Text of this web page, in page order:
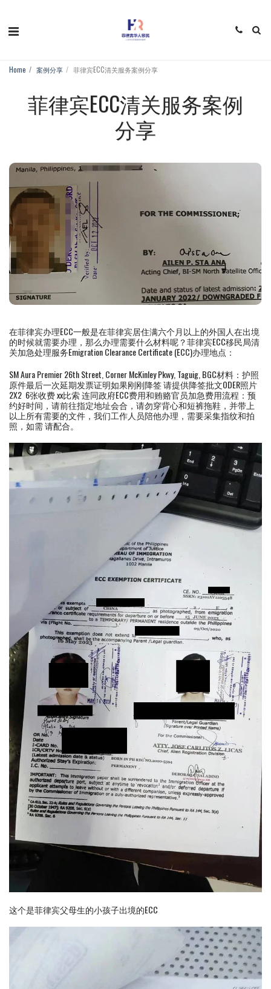
Home 案例分享 菲律宾ECC清关服务案例分享
菲律宾ECC清关服务案例
分享
在菲律宾办理ECC一般是在菲律宾居住满六个月以上的外国人在出境
的时候就需要办理，那么办理需要什么材料呢？菲律宾ECC移民局清
关加急处理服务Emigration Clearance Certificate (ECC)办理地点：
SM Aura Premier 26th Street, Corner McKinley Pkwy, Taguig, BGC材料：护照
原件最后一次延期发票证明如果刚刚降签 请提供降签批文ODER照片
2X2 6张收费 xx比索 连同政府ECC费用和贿赂官员加急费用流程：预
约好时间，请前往指定地址会合，请勿穿背心和短裤拖鞋，并带上
以上所有需要的文件，我们工作人员陪他办理，需要采集指纹和拍
照，如需 请配合。
这个是菲律宾父母生的小孩子出境的ECC